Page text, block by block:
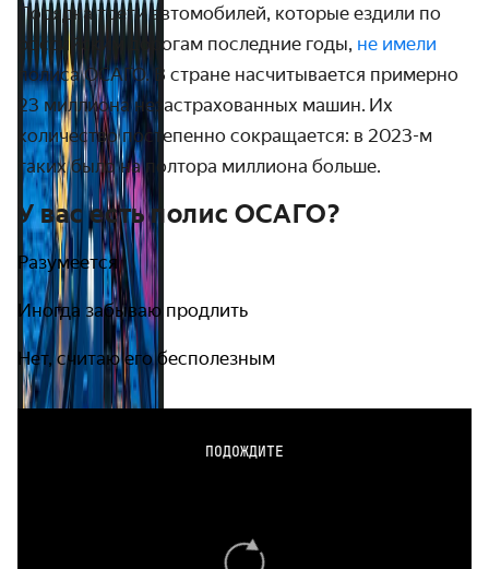
Порядка трети автомобилей, которые ездили по
российским дорогам последние годы, не имели
полиса ОСАГО. В стране насчитывается примерно
23 миллиона незастрахованных машин. Их
количество постепенно сокращается: в 2023-м
таких было на полтора миллиона больше.
У вас есть полис ОСАГО?
Разумеется
Иногда забываю продлить
Нет, считаю его бесполезным
ПОДОЖДИТЕ